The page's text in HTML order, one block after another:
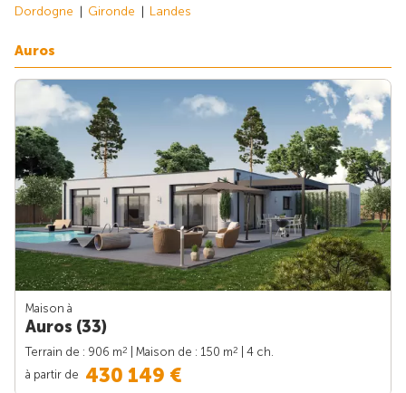
Dordogne Gironde Landes
Auros
Maison à
Auros (33)
Terrain de : 906 m2 | Maison de : 150 m2
| 4 ch.
à partir de 430 149 €